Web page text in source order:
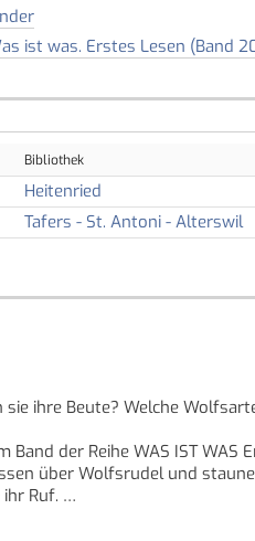
ist was. Erstes Lesen (Band
Bibliothek
Heitenried
Tafers - St. Antoni - Alterswil
ihre Beute? Welche
Band der Reihe WAS IST
über Wolfsrudel und
Ruf.